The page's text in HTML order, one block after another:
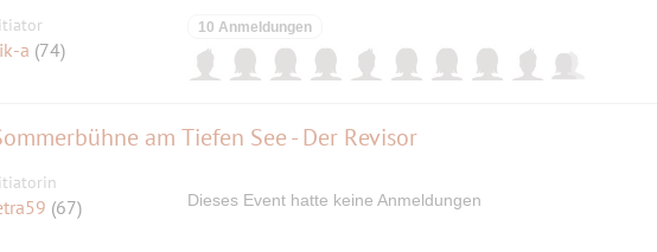
a (74)
10 Anmeldungen
am Tiefen See - Der Revisor
(67) Dieses Event hatte keine Anmeldungen